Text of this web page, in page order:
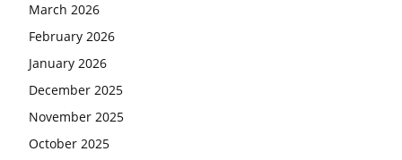
March 2026
February 2026
January 2026
December 2025
November 2025
October 2025